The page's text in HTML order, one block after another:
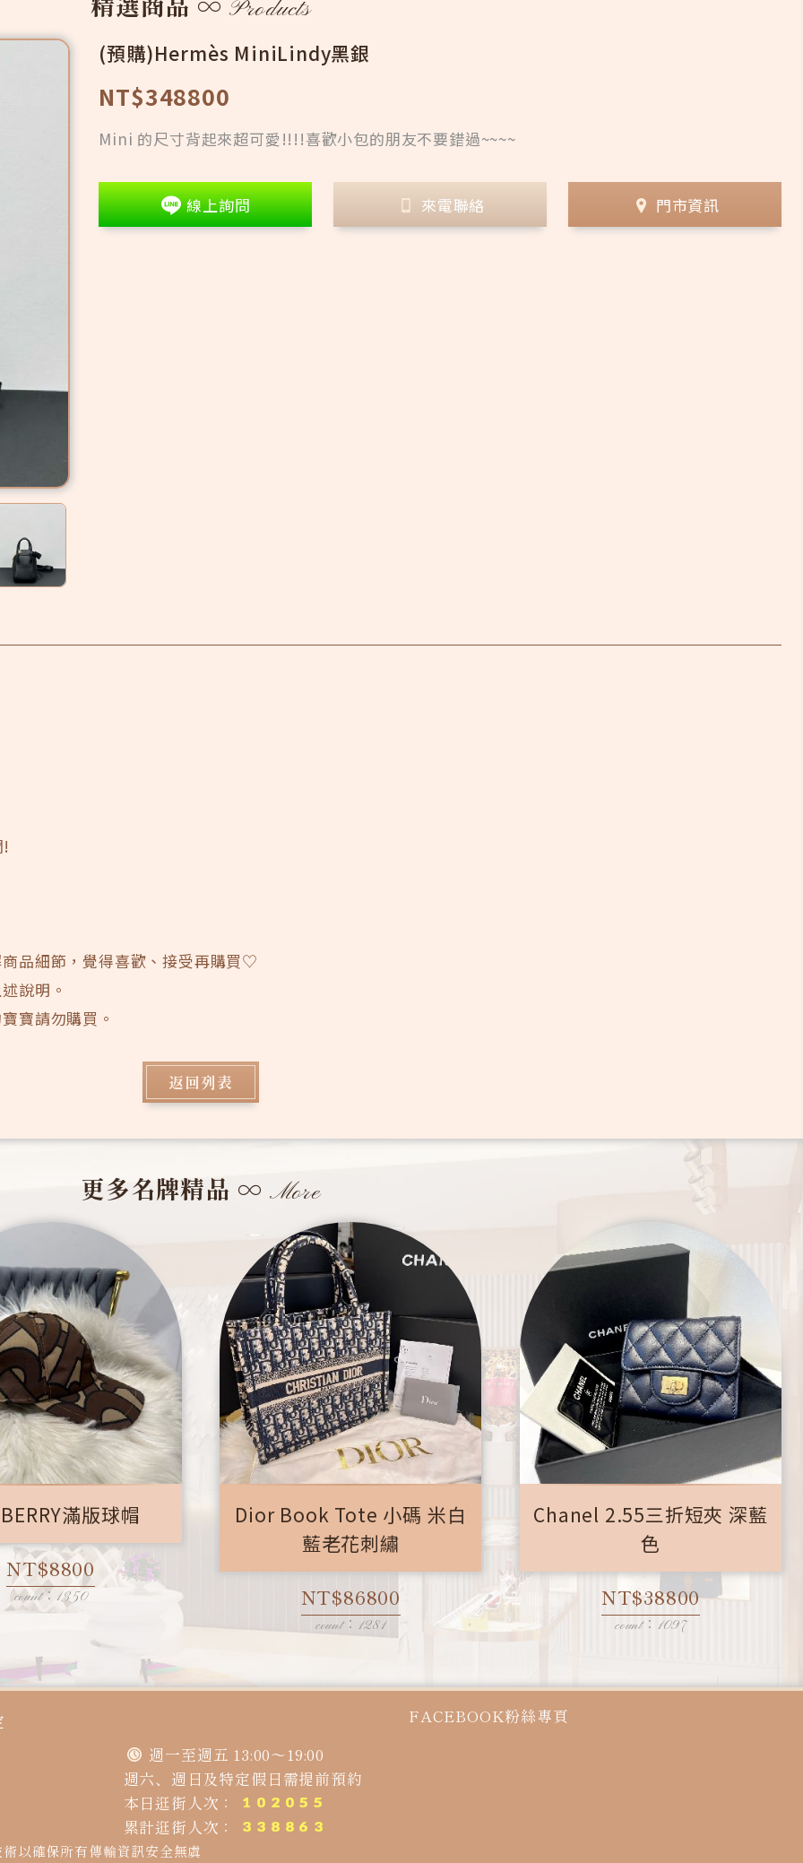
Products
(預購)Hermès MiniLindy黑銀
NT$348800
Mini 的尺寸背起來超可愛!!!!喜歡小包的朋友不要錯過~~~~
線上詢問 來電聯絡 門市資訊
品細節，覺得喜歡、接受再購買♡
說明。
寶請勿購買。
返回列表
更多名牌精品 ∞ More
滿版球帽
NT$8800
count：1350
Dior Book Tote 小碼 米白
藍老花刺繡
NT$86800
count：1281
Chanel 2.55三折短夾 深藍
色
NT$38800
count：1097
週一至週五 13:00～19:00
週六、週日及特定假日需提前預約
本日逛街人次：
累計逛街人次：
以確保所有傳輸資訊安全無虞
FACEBOOK粉絲專頁